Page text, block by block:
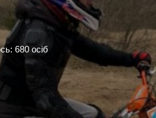
680 осіб